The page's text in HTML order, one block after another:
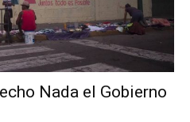
Nada el Gobierno